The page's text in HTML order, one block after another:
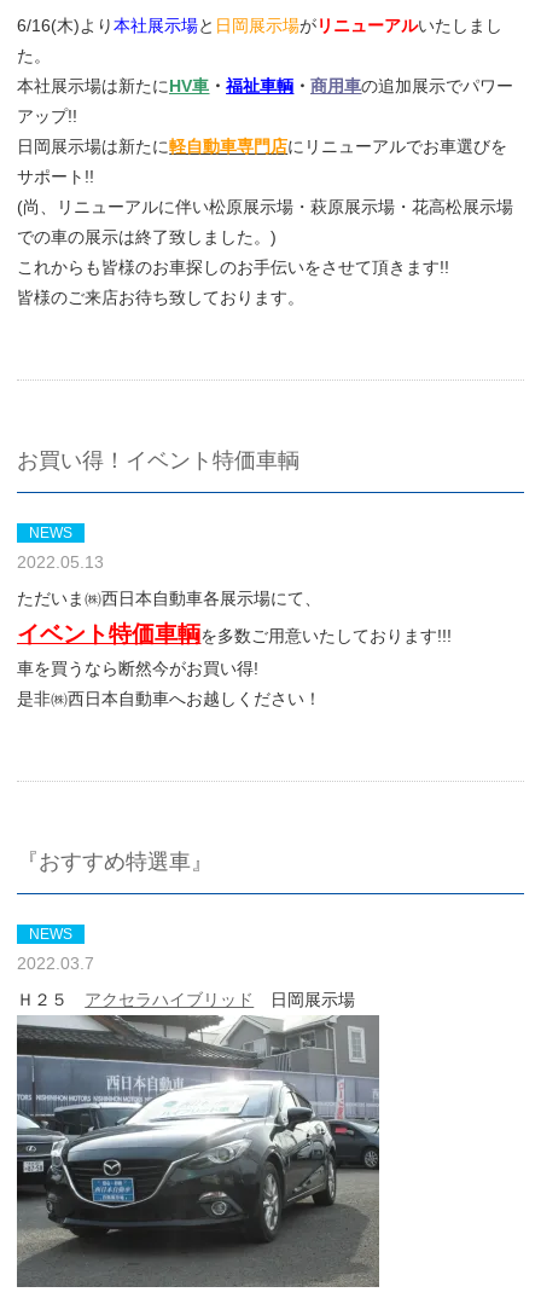
6/16(木)より本社展示場と 日岡展示場がリニューアルいたしまし
た。
本社展示場は新たにHV車 ・福祉車輌 ・商用車の追加展示でパワー
アップ!!
日岡展示場は新たに軽自動車専門店にリニューアルでお車選びを
サポート!!
(尚、リニューアルに伴い松原展示場・萩原展示場・花高松展示場
での車の展示は終了致しました。)
これからも皆様のお車探しのお手伝いをさせて頂きます!!
皆様のご来店お待ち致しております。
お買い得！イベント特価車輌
NEWS
2022.05.13
ただいま㈱西日本自動車各展示場にて、
イベント特価車輌を多数ご用意いたしております!!!
車を買うなら断然今がお買い得!
是非㈱西日本自動車へお越しください！
『おすすめ特選車』
NEWS
2022.03.7
Ｈ２５ アクセラハイブリッド 日岡展示場